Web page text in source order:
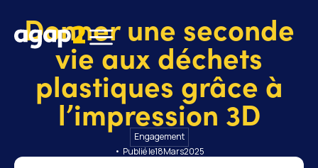
Donner une seconde
vie aux déchets
plastiques grâce à
l’impression 3D
Engagement
• Publié le18Mars2025